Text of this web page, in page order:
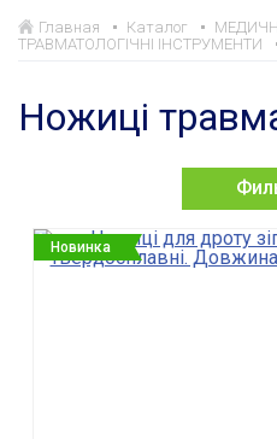
Главная Каталог
ТРАВМАТОЛОГІЧНІ ІНСТРУМЕНТИ
Ножиці
Новинка